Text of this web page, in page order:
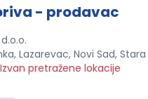
- prodavac
Lazarevac, Novi Sad,
Izvan pretražene lokacije